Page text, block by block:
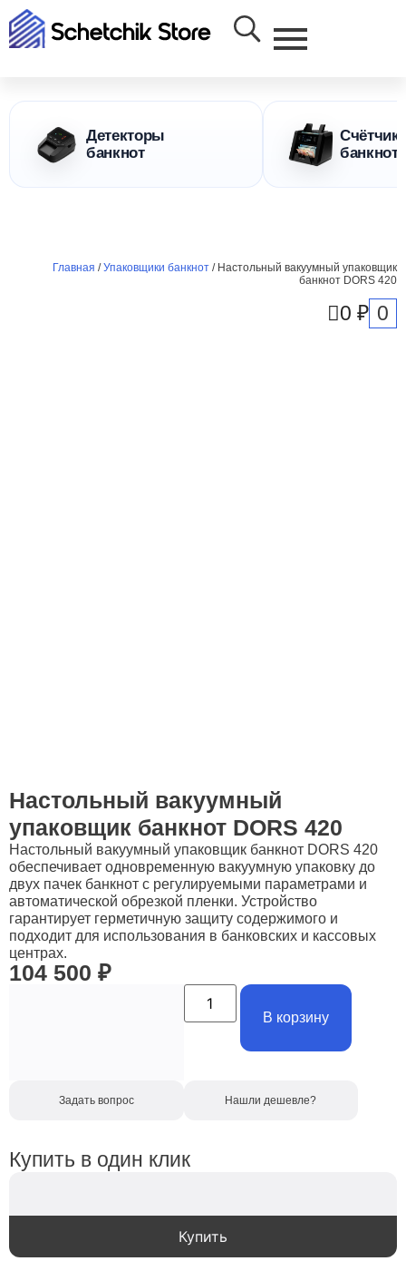
Детекторы
банкнот
банкнот
Главная /Упаковщики банкнот / Настольный вакуумный упаковщик
банкнот DORS 420
0 ₽ 0
Настольный вакуумный
упаковщик банкнот DORS 420
Настольный вакуумный упаковщик банкнот DORS 420
обеспечивает одновременную вакуумную упаковку до
двух пачек банкнот с регулируемыми параметрами и
автоматической обрезкой пленки. Устройство
гарантирует герметичную защиту содержимого и
подходит для использования в банковских и кассовых
центрах.
104 500 ₽
В корзину
Задать вопрос Нашли дешевле?
Купить в один клик
Купить